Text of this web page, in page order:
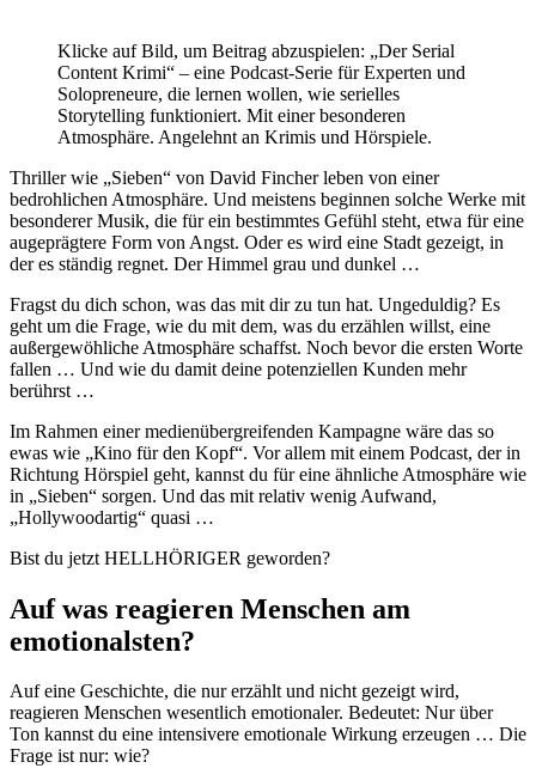
Klicke auf Bild, um Beitrag abzuspielen: „Der Serial
Content Krimi“ – eine Podcast-Serie für Experten und
Solopreneure, die lernen wollen, wie serielles
Storytelling funktioniert. Mit einer besonderen
Atmosphäre. Angelehnt an Krimis und Hörspiele.
Thriller wie „Sieben“ von David Fincher leben von einer
bedrohlichen Atmosphäre. Und meistens beginnen solche Werke mit
besonderer Musik, die für ein bestimmtes Gefühl steht, etwa für eine
augeprägtere Form von Angst. Oder es wird eine Stadt gezeigt, in
der es ständig regnet. Der Himmel grau und dunkel …
Fragst du dich schon, was das mit dir zu tun hat. Ungeduldig? Es
geht um die Frage, wie du mit dem, was du erzählen willst, eine
außergewöhliche Atmosphäre schaffst. Noch bevor die ersten Worte
fallen … Und wie du damit deine potenziellen Kunden mehr
berührst …
Im Rahmen einer medienübergreifenden Kampagne wäre das so
ewas wie „Kino für den Kopf“. Vor allem mit einem Podcast, der in
Richtung Hörspiel geht, kannst du für eine ähnliche Atmosphäre wie
in „Sieben“ sorgen. Und das mit relativ wenig Aufwand,
„Hollywoodartig“ quasi …
Bist du jetzt HELLHÖRIGER geworden?
Auf was reagieren Menschen am
emotionalsten?
Auf eine Geschichte, die nur erzählt und nicht gezeigt wird,
reagieren Menschen wesentlich emotionaler. Bedeutet: Nur über
Ton kannst du eine intensivere emotionale Wirkung erzeugen … Die
Frage ist nur: wie?